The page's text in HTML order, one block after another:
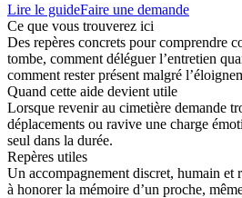
Lire le guideFaire une demande
Ce que vous trouverez ici
Des repères concrets pour comprendre
tombe, comment déléguer l’entretien
comment rester présent malgré
Quand cette aide devient utile
Lorsque revenir au cimetière demande
déplacements ou ravive une charge
seul dans la durée.
Repères utiles
Un accompagnement discret, humain et
à honorer la mémoire d’un proche,